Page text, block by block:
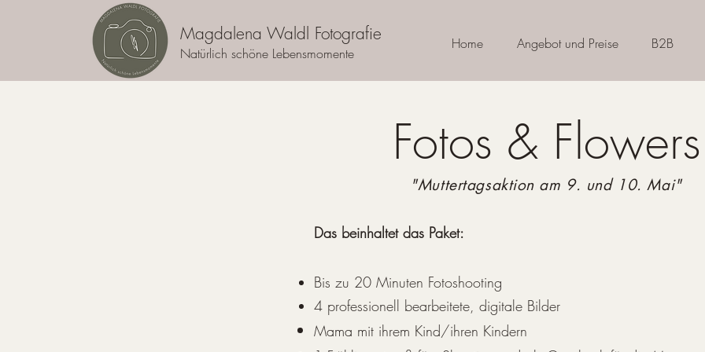
Magdalena Waldl Fotografie
Natürlich schöne Lebensmomente
Home Angebot und Preise B2B
Fotos & Flowers
"Muttertagsaktion am 9. und 10. Mai"
Das beinhaltet das Paket:
Bis zu 20 Minuten Fotoshooting
4 professionell bearbeitete, digitale Bilder
Mama mit ihrem Kind/ihren Kindern